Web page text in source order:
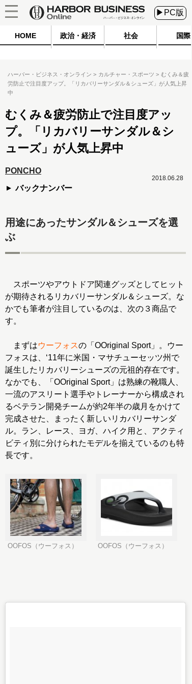
▶PC版
HOME 政治・経済 社会 国際
ハーバー・ビジネス・オンライン カルチャー・スポーツ
むくみ＆疲
労防止で注目度アップ。「リカバリーサンダル＆シューズ」が人気上昇
中
むくみ＆疲労防止で注目度アッ
プ。「リカバリーサンダル＆シ
ューズ」が人気上昇中
PONCHO
バックナンバー
2018.06.28
用途にあったサンダル＆シューズを選
ぶ
スポーツやアウトドア関連グッズとしてヒット
が期待されるリカバリーサンダル＆シューズ。な
かでも筆者が注目しているのは、次の３商品で
す。
まずはウーフォスの「OOriginal Sport」。ウー
フォスは、‘11年に米国・マサチューセッツ州で
誕生したリカバリーシューズの元祖的存在です。
なかでも、「OOriginal Sport」は熟練の靴職人、
一流のアスリート選手やトレーナーから構成され
るベテラン開発チームが約2年半の歳月をかけて
完成させた、まったく新しいリカバリーサンダ
ル。ラン、レース、ヨガ、ハイク用と、アクティ
ビティ別に分けられたモデルを揃えているのも特
長です。
OOFOS（ウーフォス） OOFOS（ウーフォス）